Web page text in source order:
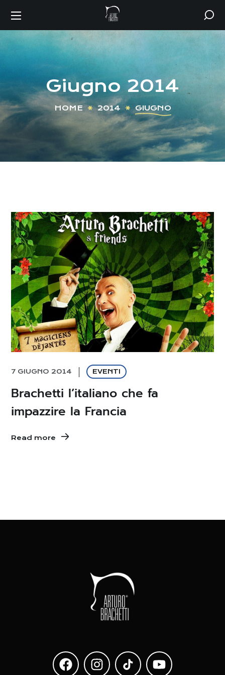
Giugno 2014
HOME 2014 GIUGNO
7 GIUGNO 2014 EVENTI
Brachetti l’italiano che fa
impazzire la Francia
Read more